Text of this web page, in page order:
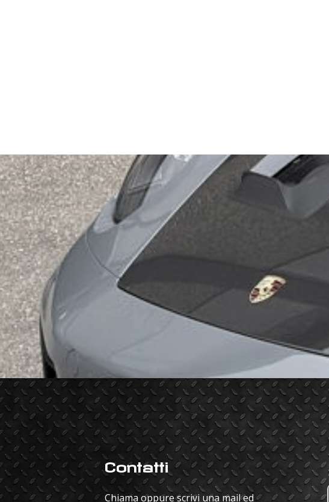
Contatti
Chiama oppure scrivi una mail ed